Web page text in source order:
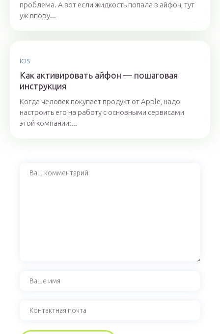
проблема. А вот если жидкость попала в айфон, тут
уж впору...
IOS
Как активировать айфон — пошаговая
инструкция
Когда человек покупает продукт от Apple, надо
настроить его на работу с основными сервисами
этой компании:...